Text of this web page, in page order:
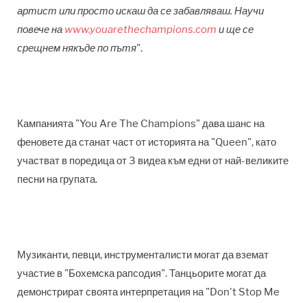
артист или просто искаш да се забавляваш. Научи
повече на www.youarethechampions.com и ще се
срещнем някъде по пътя".
Кампанията "You Are The Champions" дава шанс на
феновете да станат част от историята на"Queen", като
участват в поредица от 3 видеа към едни от най-великите
песни на групата.
Музиканти, певци, инструменталисти могат да вземат
участие в "Бохемска рапсодия". Танцьорите могат да
демонстрират своята интерпретация на "Don't Stop Me